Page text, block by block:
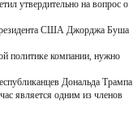
утвердительно на вопрос о
США Джорджа Буша
политике компании, нужно
Дональда Трампа
является одним из членов